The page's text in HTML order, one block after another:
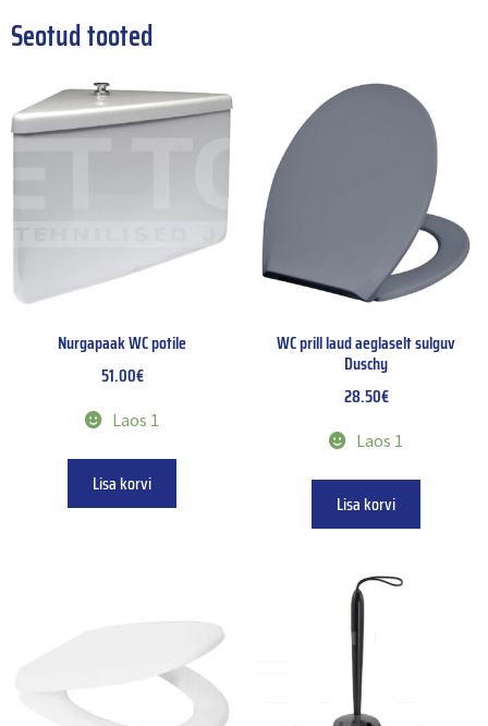
Seotud tooted
Nurgapaak WC potile
51.00€
Laos 1
Lisa korvi
WC prill laud aeglaselt sulguv
Duschy
28.50€
Laos 1
Lisa korvi